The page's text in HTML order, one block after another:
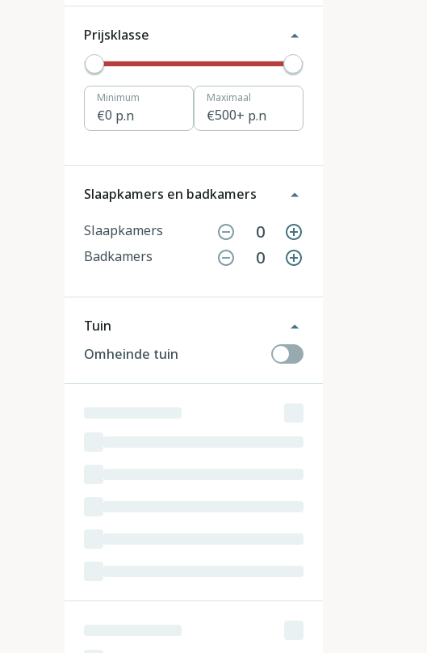
Tsjechië
Denemarken 12
Hongarije
Slovenië 2
Zwitserland 10
Prijsklasse
0 p.n
Minimum
500+ p.n
Maximaal
Slaapkamers en badkamers
Slaapkamers 0
Badkamers 0
Tuin
Omheinde tuin